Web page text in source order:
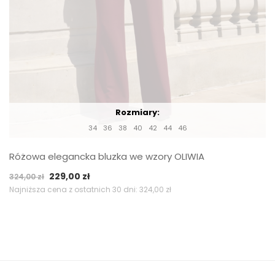
Rozmiary:
34 36 38 40 42 44 46
Różowa elegancka bluzka we wzory OLIWIA
324,00zł Pierwotna
cena
229,00 złAktualna
cena
Najniższa cena z ostatnich 30 dni: 324,00 zł